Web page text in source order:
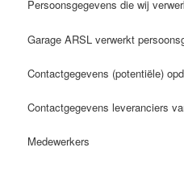
Persoonsgegevens die wij
Garage ARSL verwerkt
Contactgegevens (potentiële)
Contactgegevens leveranciers
Medewerkers